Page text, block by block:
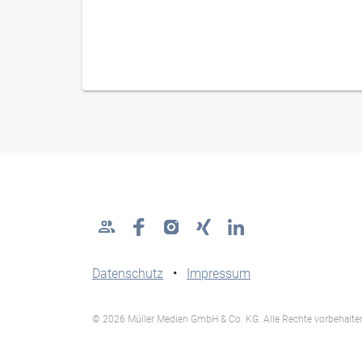
Datenschutz • Impressum
© 2026 Müller Medien GmbH & Co. KG. Alle Rechte